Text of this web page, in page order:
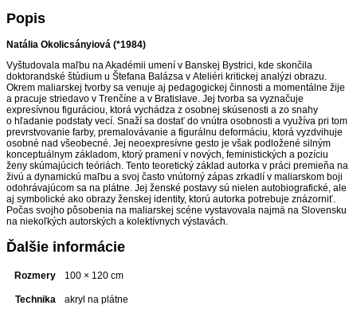
Popis
Natália Okolicsányiová (*1984)
Vyštudovala maľbu na Akadémii umení v Banskej Bystrici, kde skončila
doktorandské štúdium u Štefana Balázsa v Ateliéri kritickej analýzi obrazu.
Okrem maliarskej tvorby sa venuje aj pedagogickej činnosti a momentálne žije
a pracuje striedavo v Trenčíne a v Bratislave. Jej tvorba sa vyznačuje
expresívnou figuráciou, ktorá vychádza z osobnej skúsenosti a zo snahy
o hľadanie podstaty vecí. Snaží sa dostať do vnútra osobnosti a využíva pri tom
prevrstvovanie farby, premalovávanie a figurálnu deformáciu, ktorá vyzdvihuje
osobné nad všeobecné. Jej neoexpresívne gesto je však podložené silným
konceptuálnym základom, ktorý pramení v nových, feministických a pozíciu
ženy skúmajúcich teóriách. Tento teoretický základ autorka v práci premieňa na
živú a dynamickú maľbu a svoj často vnútorný zápas zrkadlí v maliarskom boji
odohrávajúcom sa na plátne. Jej ženské postavy sú nielen autobiografické, ale
aj symbolické ako obrazy ženskej identity, ktorú autorka potrebuje znázorniť.
Počas svojho pôsobenia na maliarskej scéne vystavovala najmä na Slovensku
na niekoľkých autorských a kolektívnych výstavách.
Ďalšie informácie
Rozmery 100 × 120 cm
Technika akryl na plátne